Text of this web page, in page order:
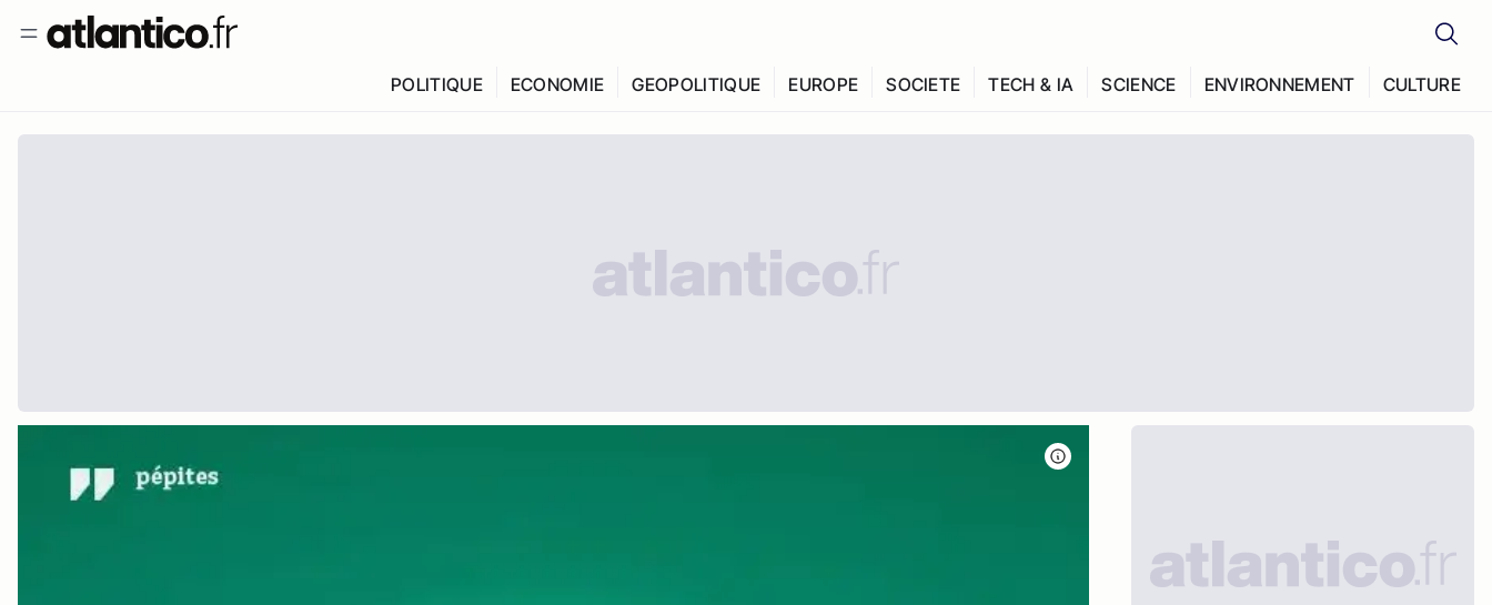
POLITIQUE ECONOMIE GEOPOLITIQUE EUROPE SOCIETE TECH & IA SCIENCE ENVIRONNEMENT CULTURE